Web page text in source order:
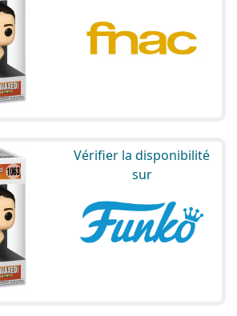
Vérifier la disponibilité
sur